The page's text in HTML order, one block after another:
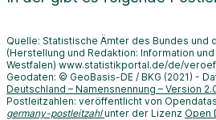
Quelle: Statistische Ämter des Bundes und
(Herstellung und Redaktion: Information
Westfalen) www.statistikportal.de/de/
Geodaten: © GeoBasis-DE / BKG (2021) -
Deutschland – Namensnennung – Version
Postleitzahlen: veröffentlicht von
germany-postleitzahl unter der Lizenz Open